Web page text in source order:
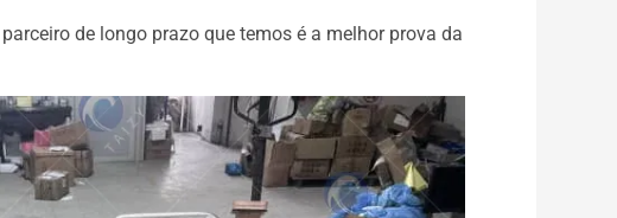
de longo prazo que temos é a melhor prova da